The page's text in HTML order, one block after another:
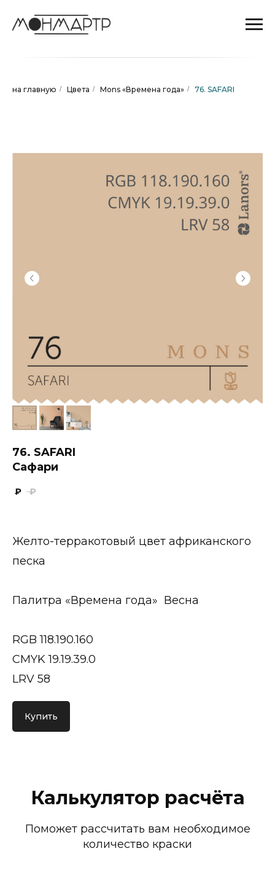
на главную / Цвета / Mons «Времена года» / 76. SAFARI
76. SAFARI
Сафари
₽ ₽
Желто-терракотовый цвет африканского
песка
Палитра «Времена года» Весна
RGB 118.190.160
CMYK 19.19.39.0
LRV 58
Купить
Калькулятор расчёта
Поможет рассчитать вам необходимое
количество краски